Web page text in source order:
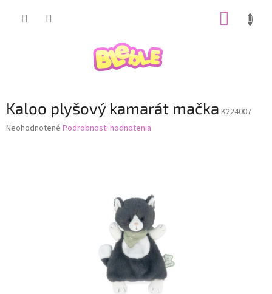
Kaloo plyšový kamarát mačka K224007
Priemerné
Neohodnotené Podrobnosti hodnotenia